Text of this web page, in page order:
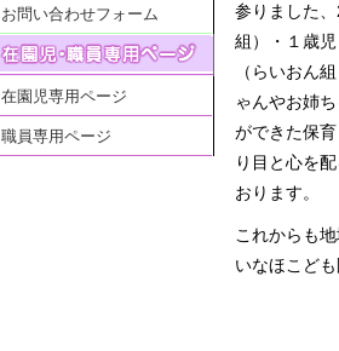
参りました
組）・１歳
（らいおん
ゃんやお姉
ができた保
り目と心を
おります。
これからも
いなほこど
お問い合わせフォーム
在園児専用ページ
職員専用ページ